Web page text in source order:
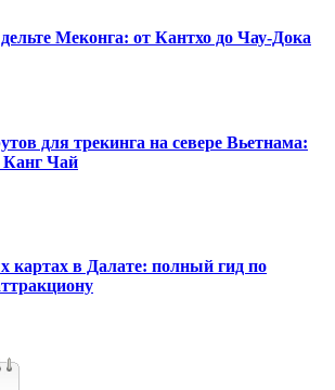
Меконга: от Кантхо до Чау-Дока
для трекинга на севере Вьетнама:
Чай
картах в Далате: полный гид по